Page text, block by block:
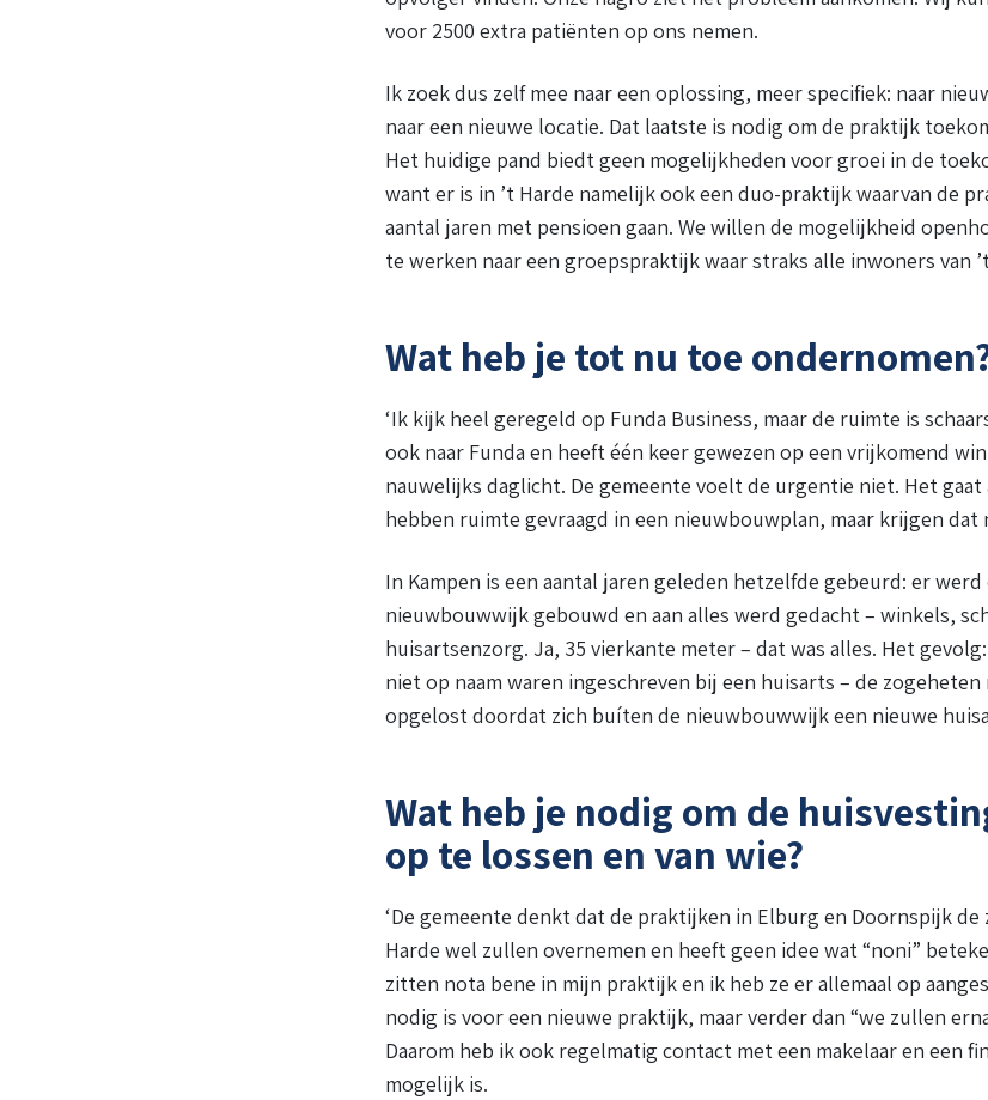
voor 2500 extra patiënten op ons nemen.
Ik zoek dus zelf mee naar een oplossing, meer specifiek: naar
naar een nieuwe locatie. Dat laatste is nodig om de praktijk
Het huidige pand biedt geen mogelijkheden voor groei in de
want er is in ’t Harde namelijk ook een duo-praktijk waarvan de
aantal jaren met pensioen gaan. We willen de mogelijkheid
te werken naar een groepspraktijk waar straks alle inwoners van
Wat heb je tot nu toe
‘Ik kijk heel geregeld op Funda Business, maar de ruimte is
ook naar Funda en heeft één keer gewezen op een vrijkomend
nauwelijks daglicht. De gemeente voelt de urgentie niet. Het gaat
hebben ruimte gevraagd in een nieuwbouwplan, maar krijgen dat
In Kampen is een aantal jaren geleden hetzelfde gebeurd: er
nieuwbouwwijk gebouwd en aan alles werd gedacht – winkels,
huisartsenzorg. Ja, 35 vierkante meter – dat was alles. Het
niet op naam waren ingeschreven bij een huisarts – de
opgelost doordat zich buíten de nieuwbouwwijk een nieuwe
Wat heb je nodig om de
op te lossen en van wie?
‘De gemeente denkt dat de praktijken in Elburg en Doornspijk
Harde wel zullen overnemen en heeft geen idee wat “noni”
zitten nota bene in mijn praktijk en ik heb ze er allemaal op
nodig is voor een nieuwe praktijk, maar verder dan “we zullen
Daarom heb ik ook regelmatig contact met een makelaar en een
mogelijk is.